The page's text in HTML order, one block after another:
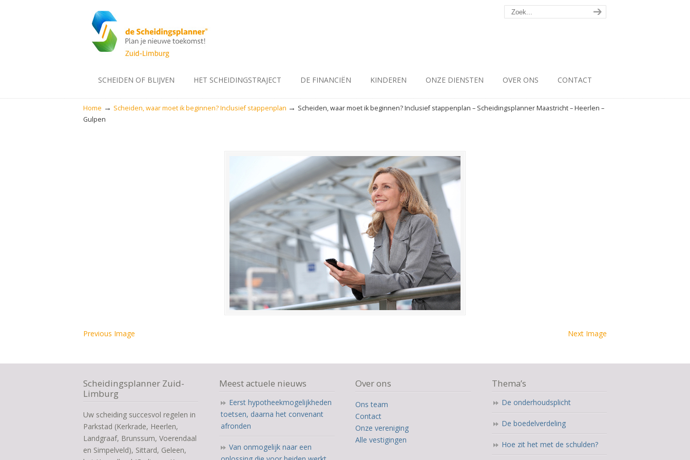
SCHEIDEN OF BLIJVEN HET SCHEIDINGSTRAJECT DE FINANCIËN KINDEREN ONZE DIENSTEN OVER ONS CONTACT
Home → Scheiden, waar moet ik beginnen? Inclusief stappenplan → Scheiden, waar moet ik beginnen? Inclusief stappenplan – Scheidingsplanner Maastricht – Heerlen –
Gulpen
Previous Image Next Image
Scheidingsplanner Zuid-
Limburg
Uw scheiding succesvol regelen in
Parkstad (Kerkrade, Heerlen,
Landgraaf, Brunssum, Voerendaal
en Simpelveld), Sittard, Geleen,
Meest actuele nieuws
Eerst hypotheekmogelijkheden
toetsen, daarna het convenant
afronden
Van onmogelijk naar een
Over ons
Ons team
Contact
Onze vereniging
Alle vestigingen
Thema’s
De onderhoudsplicht
De boedelverdeling
Hoe zit het met de schulden?